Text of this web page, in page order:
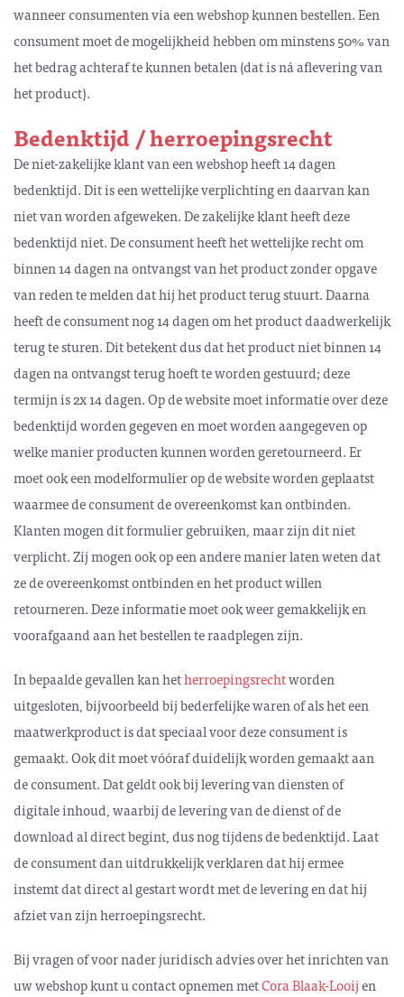
wanneer consumenten via een webshop kunnen bestellen. Een
consument moet de mogelijkheid hebben om minstens 50% van
het bedrag achteraf te kunnen betalen (dat is ná aflevering van
het product).
Bedenktijd / herroepingsrecht
De niet-zakelijke klant van een webshop heeft 14 dagen
bedenktijd. Dit is een wettelijke verplichting en daarvan kan
niet van worden afgeweken. De zakelijke klant heeft deze
bedenktijd niet. De consument heeft het wettelijke recht om
binnen 14 dagen na ontvangst van het product zonder opgave
van reden te melden dat hij het product terug stuurt. Daarna
heeft de consument nog 14 dagen om het product daadwerkelijk
terug te sturen. Dit betekent dus dat het product niet binnen 14
dagen na ontvangst terug hoeft te worden gestuurd; deze
termijn is 2x 14 dagen. Op de website moet informatie over deze
bedenktijd worden gegeven en moet worden aangegeven op
welke manier producten kunnen worden geretourneerd. Er
moet ook een modelformulier op de website worden geplaatst
waarmee de consument de overeenkomst kan ontbinden.
Klanten mogen dit formulier gebruiken, maar zijn dit niet
verplicht. Zij mogen ook op een andere manier laten weten dat
ze de overeenkomst ontbinden en het product willen
retourneren. Deze informatie moet ook weer gemakkelijk en
voorafgaand aan het bestellen te raadplegen zijn.
In bepaalde gevallen kan hetherroepingsrechtworden
uitgesloten, bijvoorbeeld bij bederfelijke waren of als het een
maatwerkproduct is dat speciaal voor deze consument is
gemaakt. Ook dit moet vóóraf duidelijk worden gemaakt aan
de consument. Dat geldt ook bij levering van diensten of
digitale inhoud, waarbij de levering van de dienst of de
download al direct begint, dus nog tijdens de bedenktijd. Laat
de consument dan uitdrukkelijk verklaren dat hij ermee
instemt dat direct al gestart wordt met de levering en dat hij
afziet van zijn herroepingsrecht.
Bij vragen of voor nader juridisch advies over het inrichten van
uw webshop kunt u contact opnemen metCora Blaak-Looijen